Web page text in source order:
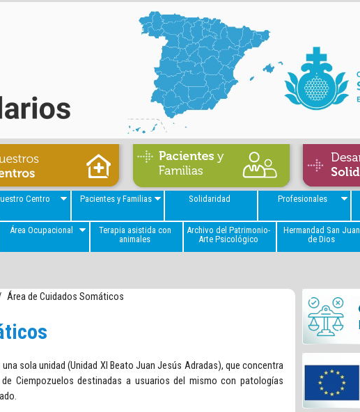
Centro Pacientes y Familias Solidaridad Profesionales
Área Ocupacional
Terapia asistida con
animales
Archivo del Patrimonio-
Arte Psicológico
Hermandad San Juan
de Dios
Área de Cuidados Somáticos
sola unidad (Unidad XI Beato Juan Jesús Adradas), que concentra
Ciempozuelos destinadas a usuarios del mismo con patologías